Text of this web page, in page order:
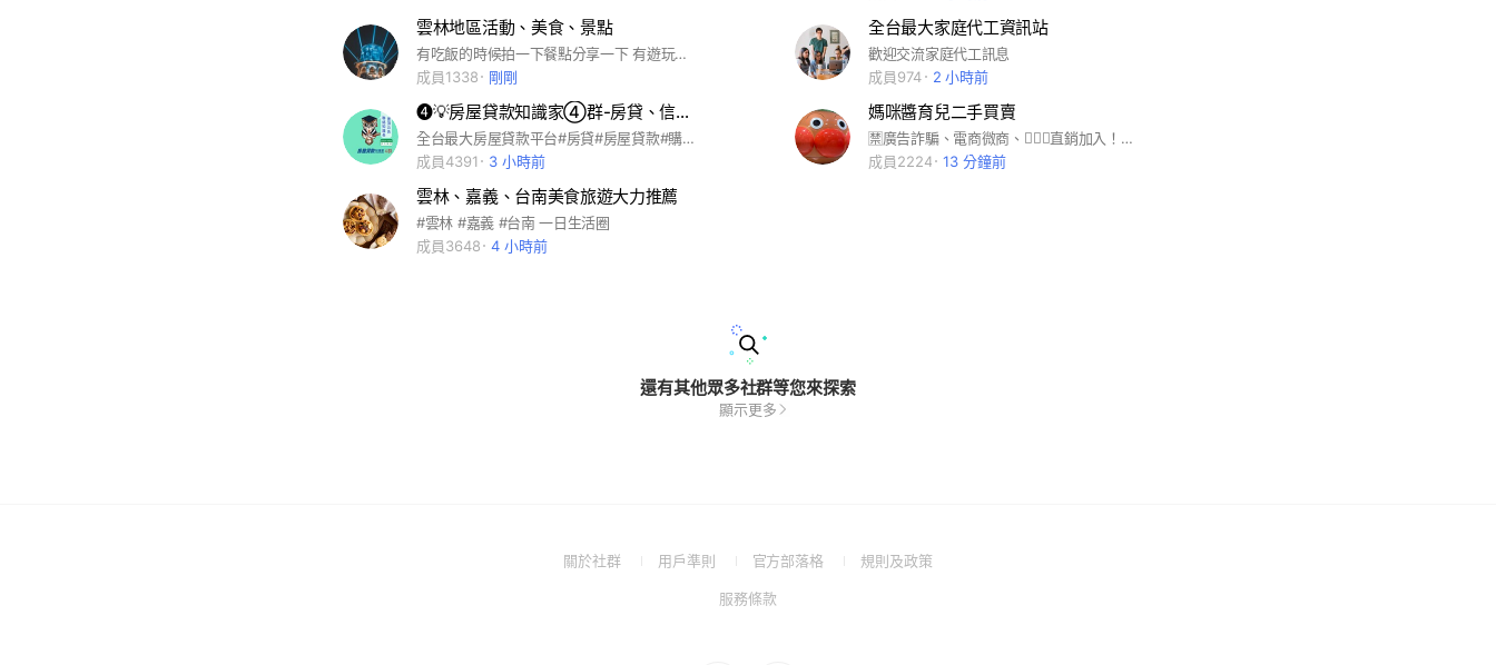
雲林地區活動、美食、景點
有吃飯的時候拍一下餐點分享一下 有遊玩的時候拍一下風景分享一下 看到有活動拍一下海報分享一下 群友們熱心回覆的建議或答案是免錢的，並沒有任何的保證 記得給辛苦回答問題的人一個肯定哦~ 群組規定： 1.有雲林相關的可以打廣告，跟雲林無相關的廣告會請出群組哦 2.請勿轉傳早安圖，網路有趣圖片或影片(自己拍的可以) 3.轉傳非雲林相關資訊請詳細說明用意，勿轉傳連結或影片圖片射後不理
成員1338
剛剛
全台最大家庭代工資訊站
歡迎交流家庭代工訊息
成員974
2 小時前
❹💡房屋貸款知識家④群-房貸、信貸、銀行、二胎
全台最大房屋貸款平台#房貸#房屋貸款#購屋貸款#轉增貸#轉貸#二胎#信貸#信用卡#保險#地政#代書#法拍#車貸#汽車貸款#機車貸款#商品貸#手機貸#房屋二胎#新鑫#裕隆#裕融#和潤#中租#仲介#二順位#銀行#金融#理財型房貸#回覆型房貸#違約金#證券#股票#質借#法律#補助#基金#期貨#公益#慈善#捐款#p2p#imb#信用市集#鄉民貸#必可#日生金#洗錢#詐騙#房東#房仲#居住正義#租屋補助#
成員4391
3 小時前
媽咪醬育兒二手買賣
🈲廣告詐騙、電商微商、🙅🏼‍♀️直銷加入！！僅提供平台，買賣糾紛與本人無關，恕不負責
成員2224
13 分鐘前
雲林、嘉義、台南美食旅遊大力推薦
#雲林 #嘉義 #台南 一日生活圈
成員3648
4 小時前
還有其他眾多社群等您來探索
顯示更多
關於社群
(Open用戶準則
(Open
a
官方部落格
(Open規則及政策(Open
服務條款(Open